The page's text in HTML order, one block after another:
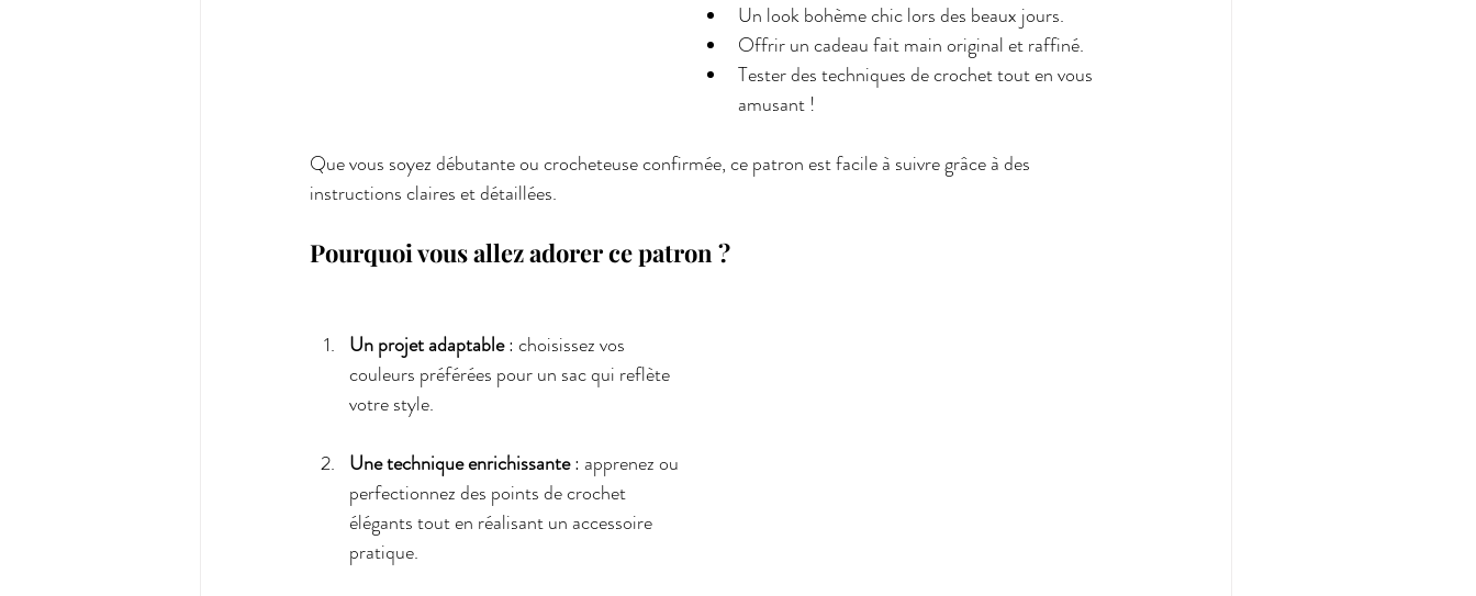
Un look bohème chic lors des beaux jours.
Offrir un cadeau fait main original et raffiné.
Tester des techniques de crochet tout en vous
amusant !
Que vous soyez débutante ou crocheteuse confirmée, ce patron est facile à suivre grâce à des
instructions claires et détaillées.
Pourquoi vous allez adorer ce patron ?
Un projet adaptable : choisissez vos
couleurs préférées pour un sac qui reflète
votre style.
Une technique enrichissante : apprenez ou
perfectionnez des points de crochet
élégants tout en réalisant un accessoire
pratique.